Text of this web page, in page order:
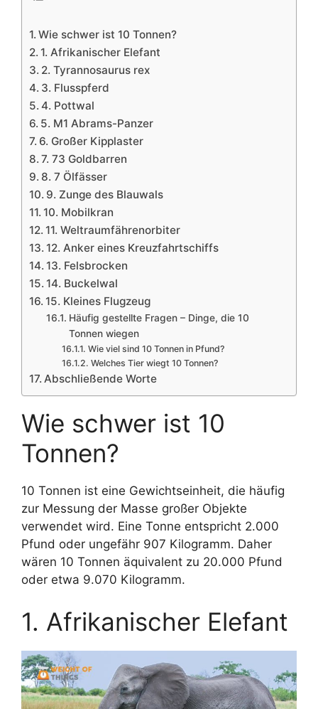
Wie schwer ist 10 Tonnen?
1. Afrikanischer Elefant
2. Tyrannosaurus rex
3. Flusspferd
4. Pottwal
5. M1 Abrams-Panzer
6. Großer Kipplaster
7. 73 Goldbarren
8. 7 Ölfässer
9. Zunge des Blauwals
10. Mobilkran
11. Weltraumfährenorbiter
12. Anker eines Kreuzfahrtschiffs
13. Felsbrocken
14. Buckelwal
15. Kleines Flugzeug
Häufig gestellte Fragen – Dinge, die 10
Tonnen wiegen
Wie viel sind 10 Tonnen in Pfund?
Welches Tier wiegt 10 Tonnen?
Abschließende Worte
Wie schwer ist 10
Tonnen?
10 Tonnen ist eine Gewichtseinheit, die häufig
zur Messung der Masse großer Objekte
verwendet wird. Eine Tonne entspricht 2.000
Pfund oder ungefähr 907 Kilogramm. Daher
wären 10 Tonnen äquivalent zu 20.000 Pfund
oder etwa 9.070 Kilogramm.
1. Afrikanischer Elefant